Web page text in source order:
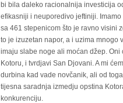
bi bila daleko racionalnija investicija
efikasniji i neuporedivo jeftiniji.
sa 461 stepenicom što je ravno visini
to je izuzetan napor, a i uzima mnogo
imaju slabe noge ali moćan džep.
Kotoru, i tvrdjavi San Djovani. A mi
durbina kad vade novčanik, ali od
tijesna saradnja izmedju opstina
konkurenciju.